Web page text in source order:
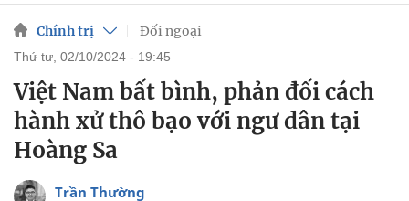
Chính trị Đối ngoại
thứ tư, 02/10/2024 - 19:45
Việt Nam bất bình, phản đối cách
hành xử thô bạo với ngư dân tại
Hoàng Sa
Trần Thường